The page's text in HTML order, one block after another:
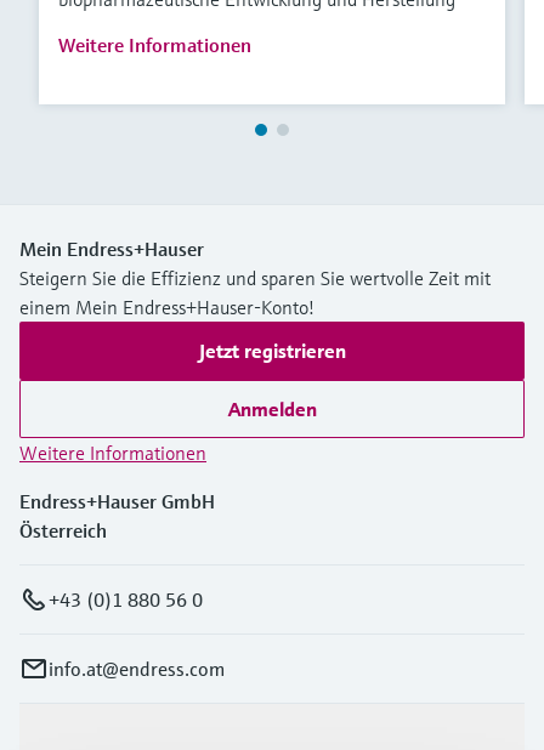
Weitere Informationen
Mein Endress+Hauser
Steigern Sie die Effizienz und sparen Sie wertvolle Zeit mit
einem Mein Endress+Hauser-Konto!
Jetzt registrieren
Anmelden
Weitere Informationen
Endress+Hauser GmbH
Österreich
+43 (0)1 880 56 0
info.at@endress.com